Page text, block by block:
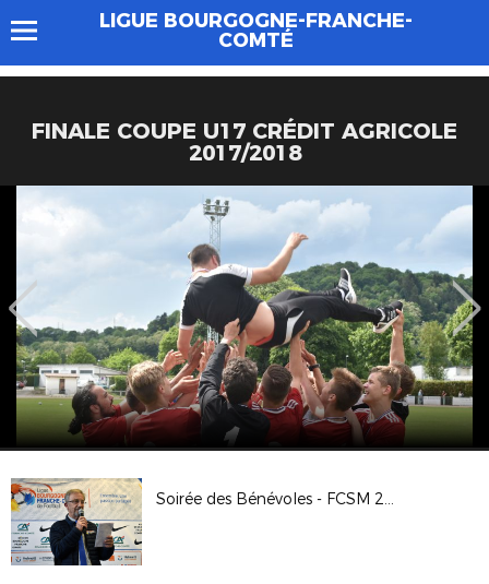
LIGUE BOURGOGNE-FRANCHE-
COMTÉ
FINALE COUPE U17 CRÉDIT AGRICOLE
2017/2018
Soirée des Bénévoles - FCSM 2024-25